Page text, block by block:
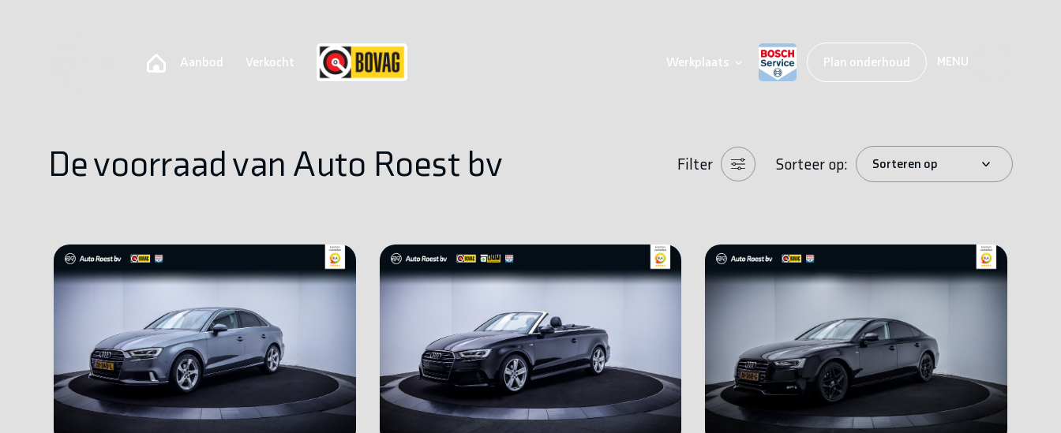
Aanbod Verkocht Werkplaats Plan onderhoud MENU
De voorraad van Auto Roest bv Filter Sorteer op: